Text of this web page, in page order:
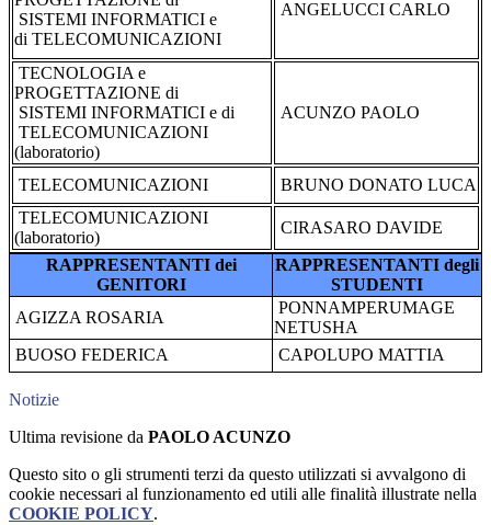
SISTEMI INFORMATICI e
di TELECOMUNICAZIONI
ANGELUCCI CARLO
TECNOLOGIA e
PROGETTAZIONE di
SISTEMI INFORMATICI e di
TELECOMUNICAZIONI
(laboratorio)
ACUNZO PAOLO
TELECOMUNICAZIONI
BRUNO DONATO LUCA
TELECOMUNICAZIONI
(laboratorio)
CIRASARO DAVIDE
RAPPRESENTANTI dei
GENITORI
RAPPRESENTANTI degli
STUDENTI
AGIZZA ROSARIA
PONNAMPERUMAGE
NETUSHA
BUOSO FEDERICA
CAPOLUPO MATTIA
Notizie
Ultima revisione da PAOLO ACUNZO
Questo sito o gli strumenti terzi da questo utilizzati si avvalgono di
cookie necessari al funzionamento ed utili alle finalità illustrate nella
COOKIE POLICY.